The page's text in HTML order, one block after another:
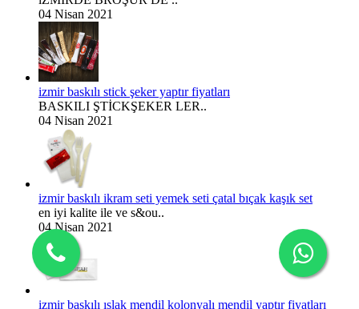
04 Nisan 2021
izmir baskılı stick şeker yaptır fiyatları
BASKILI ŞTİCKŞEKER LER..
04 Nisan 2021
izmir baskılı ikram seti yemek seti çatal bıçak kaşık set
en iyi kalite ile ve s&ou..
04 Nisan 2021
izmir baskılı ıslak mendil kolonyalı mendil yaptır fiyatları